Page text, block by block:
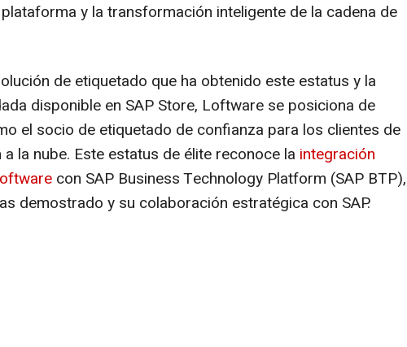
y la transformación inteligente de la cadena de
de etiquetado que ha obtenido este estatus y la
disponible en SAP Store, Loftware se posiciona de
el socio de etiquetado de confianza para los clientes de
a la nube. Este estatus de élite reconoce la integración
con SAP Business Technology Platform (SAP BTP),
demostrado y su colaboración estratégica con SAP.